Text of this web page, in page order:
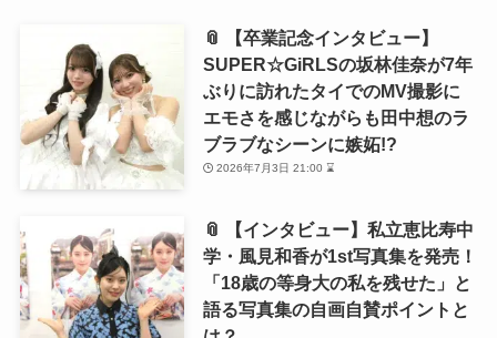
📎 【卒業記念インタビュー】
SUPER☆GiRLSの坂林佳奈が7年
ぶりに訪れたタイでのMV撮影に
エモさを感じながらも田中想のラ
ブラブなシーンに嫉妬!?
2026年7月3日 21:00 ⌛
📎 【インタビュー】私立恵比寿中
学・風見和香が1st写真集を発売！
「18歳の等身大の私を残せた」と
語る写真集の自画自賛ポイントと